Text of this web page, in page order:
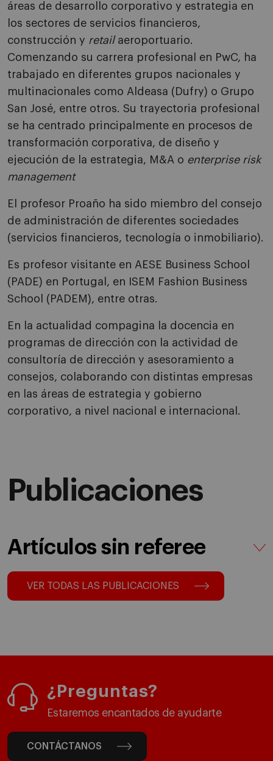
áreas de desarrollo corporativo y estrategia en
los sectores de servicios financieros,
construcción y retail aeroportuario.
Comenzando su carrera profesional en PwC, ha
trabajado en diferentes grupos nacionales y
multinacionales como Aldeasa (Dufry) o Grupo
San José, entre otros. Su trayectoria profesional
se ha centrado principalmente en procesos de
transformación corporativa, de diseño y
ejecución de la estrategia, M&A o enterprise risk
management
El profesor Proaño ha sido miembro del consejo
de administración de diferentes sociedades
(servicios financieros, tecnología o inmobiliario).
Es profesor visitante en AESE Business School
(PADE) en Portugal, en ISEM Fashion Business
School (PADEM), entre otras.
En la actualidad compagina la docencia en
programas de dirección con la actividad de
consultoría de dirección y asesoramiento a
consejos, colaborando con distintas empresas
en las áreas de estrategia y gobierno
corporativo, a nivel nacional e internacional.
Publicaciones
Artículos sin referee
VER TODAS LAS PUBLICACIONES
¿Preguntas?
Estaremos encantados de ayudarte
CONTÁCTANOS